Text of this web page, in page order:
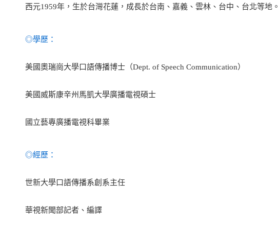
西元1959年，生於台灣花蓮，成長於台南、嘉義、雲林、台中、台北等地。
◎學歷：
美國奧瑞崗大學口語傳播博士（Dept. of Speech Communication）
美國威斯康辛州馬凱大學廣播電視碩士
國立藝專廣播電視科畢業
◎經歷：
世新大學口語傳播系創系主任
華視新聞部記者、編譯